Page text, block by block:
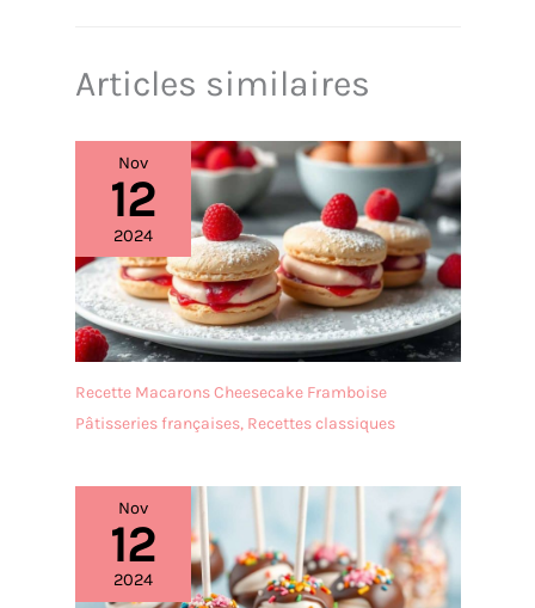
Articles similaires
Nov
12
2024
Recette Macarons Cheesecake Framboise
Pâtisseries françaises, Recettes classiques
Nov
12
2024